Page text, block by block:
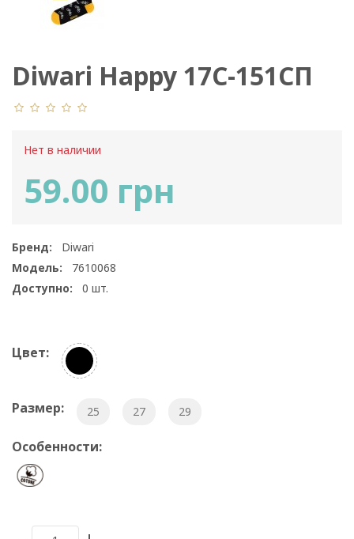
Diwari Happy 17С-151СП
057
Нет в наличии
59.00 грн
Бренд:
Diwari
Модель:
7610068
Доступно:
0 шт.
Цвет:
Размер: 25 27 29
Особенности: